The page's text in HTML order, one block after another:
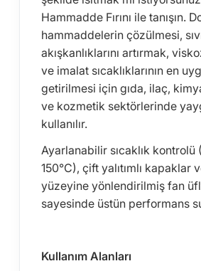
Hammadde Fırını ile tanışın.
hammaddelerin çözülmesi,
akışkanlıklarını artırmak,
ve imalat sıcaklıklarının en
getirilmesi için gıda, ilaç,
ve kozmetik sektörlerinde
kullanılır.
Ayarlanabilir sıcaklık kontrolü
150°C), çift yalıtımlı kapaklar
yüzeyine yönlendirilmiş fan
sayesinde üstün performans
Kullanım Alanları